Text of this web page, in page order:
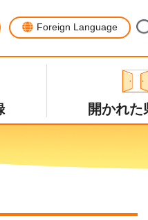
Foreign Language
開かれた